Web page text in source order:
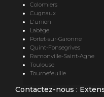
Colomiers
Cugnaux
L'union
Labège
Portet-sur-Garonne
Quint-Fonsegrives
Ramonville-Saint-Agne
Toulouse
Tournefeuille
Contactez-nous :